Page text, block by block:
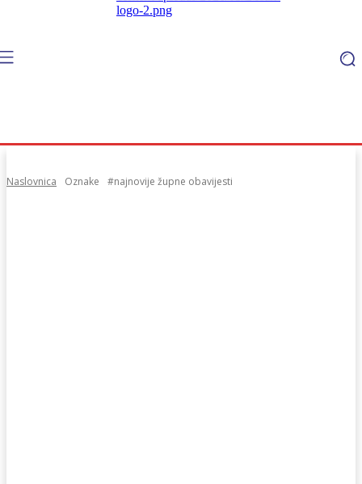
Naslovnica Oznake #najnovije župne obavijesti